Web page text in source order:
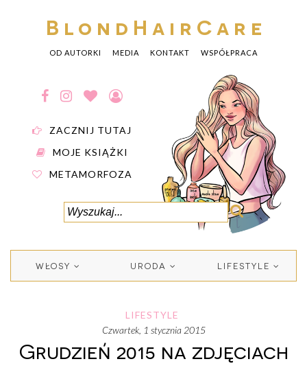
BlondHairCare
OD AUTORKI MEDIA KONTAKT WSPÓŁPRACA
ZACZNIJ TUTAJ
MOJE KSIĄŻKI
METAMORFOZA
WŁOSY URODA LIFESTYLE
LIFESTYLE
czwartek, 1 stycznia 2015
Grudzień 2015 na zdjęciach